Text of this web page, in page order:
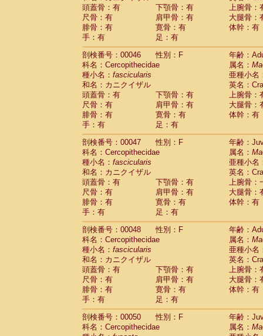
CercopithecidaeErythrocebus patas
CercopithecidaeMiopithecus talapoin
CercopithecidaeCercopithecinae spp.
CercopithecidaeColobus angolensis
CercopithecidaeColobus guereza (0)
Cercopithecidae Colobus polykomos
Cercopithecidae Piliocolobus badius
Cercopithecidae Kasi senex vetulus(1)
CercopithecidaeKasi senex
CercopithecidaeNasalis larvatus(0)
CercopithecidaePresbytes
CercopithecidaePygathrix nemaeus
CercopithecidaeSemnopithecus
Cercopithecidae
Trachypithecus
Cercopithecidae
Trachypithecus
Cercopithecidae
Trachypithecus
CercopithecidaeTrachypithecus
CercopithecidaeColobinae spp.(0)
CercopithecidaePresbytesinaespp.(0)
CercopithecidaeCercopithecidae
HylobatidaeHoolock hoolock(1)
HylobatidaeHylobates agilis
HylobatidaeHylobates klossii (0)
Hylobatidae
HylobatidaeHylobates moloch(2)
Hylobatidae Hylobates muelleri(0)
HylobatidaeHylobates pileatus(3)
Hylobatidae Hylobates
HylobatidaeHylobateshybrid(1)
HylobatidaeNomascus concolor(0)
HylobatidaeSymphalangus
頭蓋骨：有
下顎骨：有
上腕骨：
尺骨：有
肩甲骨：有
大腿骨：
腓骨：有
寛骨：有
体幹：有
手：有
足：有
剖検番号：00046
性別：F
年齢：
科名：Cercopithecidae
属名：
種小名： fascicularis
亜種小名
和名：カニクイザル
英名：
頭蓋骨：有
下顎骨：有
上腕骨：
尺骨：有
肩甲骨：有
大腿骨：
腓骨：有
寛骨：有
体幹：有
手：有
足：有
剖検番号：00047
性別：F
年齢：
科名：Cercopithecidae
属名：
種小名： fascicularis
亜種小名
和名：カニクイザル
英名：
頭蓋骨：有
下顎骨：有
上腕骨：
尺骨：有
肩甲骨：有
大腿骨：
腓骨：有
寛骨：有
体幹：有
手：有
足：有
剖検番号：00048
性別：F
年齢：
科名：Cercopithecidae
属名：
種小名： fascicularis
亜種小名
和名：カニクイザル
英名：
頭蓋骨：有
下顎骨：有
上腕骨：
尺骨：有
肩甲骨：有
大腿骨：
腓骨：有
寛骨：有
体幹：有
手：有
足：有
剖検番号：00050
性別：F
年齢：
科名：Cercopithecidae
属名：